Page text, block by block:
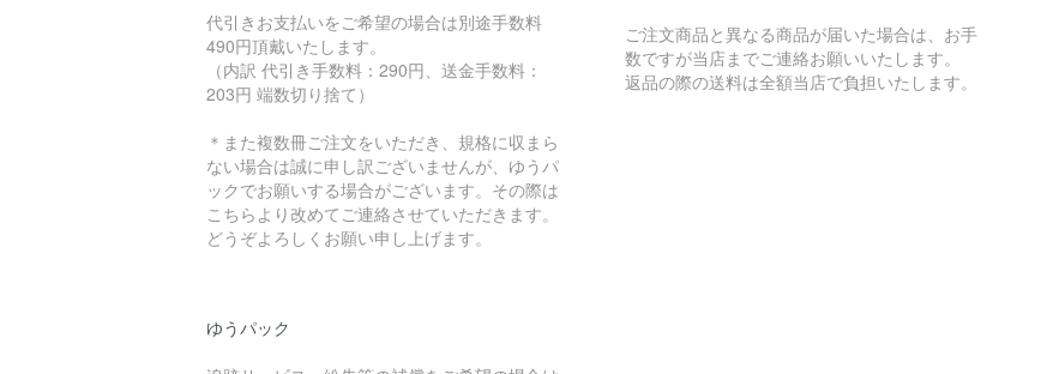
代引きお支払いをご希望の場合は別途手数料
490円頂戴いたします。
（内訳 代引き手数料：290円、送金手数料：
203円 端数切り捨て）
＊また複数冊ご注文をいただき、規格に収まら
ない場合は誠に申し訳ございませんが、ゆうパ
ックでお願いする場合がございます。その際は
こちらより改めてご連絡させていただきます。
どうぞよろしくお願い申し上げます。
ゆうパック
ご注文商品と異なる商品が届いた場合は、お手
数ですが当店までご連絡お願いいたします。
返品の際の送料は全額当店で負担いたします。